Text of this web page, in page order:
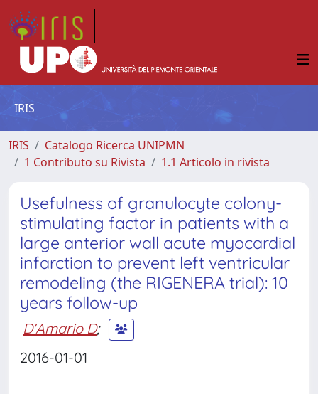
IRIS
IRIS
Catalogo Ricerca UNIPMN
1 Contributo su Rivista
1.1 Articolo in rivista
Usefulness of granulocyte colony-
stimulating factor in patients with a
large anterior wall acute myocardial
infarction to prevent left ventricular
remodeling (the RIGENERA trial): 10
years follow-up
D'Amario D;
2016-01-01